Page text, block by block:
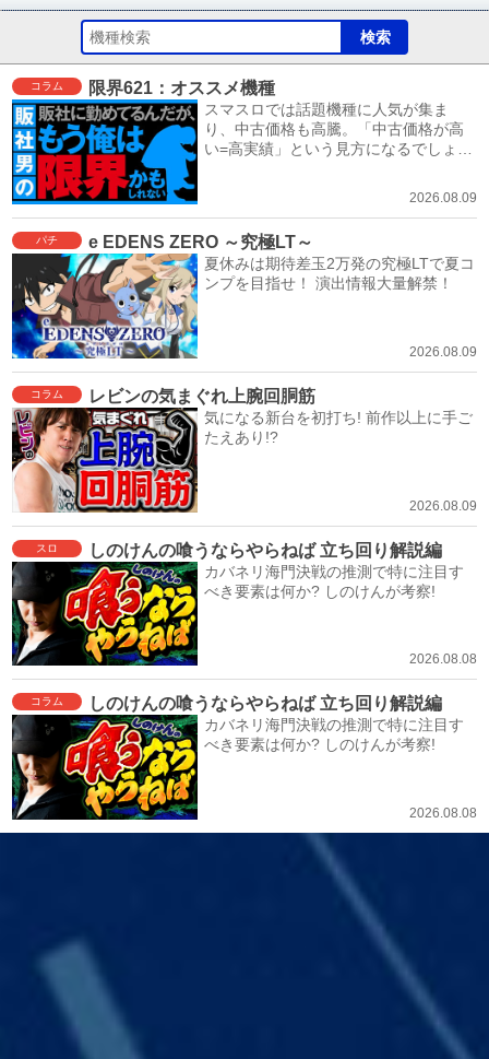
コラム 限界621：オススメ機種
スマスロでは話題機種に人気が集ま
り、中古価格も高騰。「中古価格が高
い=高実績」という見方になるでしょ
2026.08.09
パチ e EDENS ZERO ～究極LT～
夏休みは期待差玉2万発の究極LTで夏コ
ンプを目指せ！ 演出情報大量解禁！
2026.08.09
コラム レビンの気まぐれ上腕回胴筋
気になる新台を初打ち! 前作以上に手ご
たえあり!?
2026.08.09
スロ しのけんの喰うならやらねば 立ち回り解説編
カバネリ海門決戦の推測で特に注目す
べき要素は何か? しのけんが考察!
2026.08.08
コラム しのけんの喰うならやらねば 立ち回り解説編
カバネリ海門決戦の推測で特に注目す
べき要素は何か? しのけんが考察!
2026.08.08